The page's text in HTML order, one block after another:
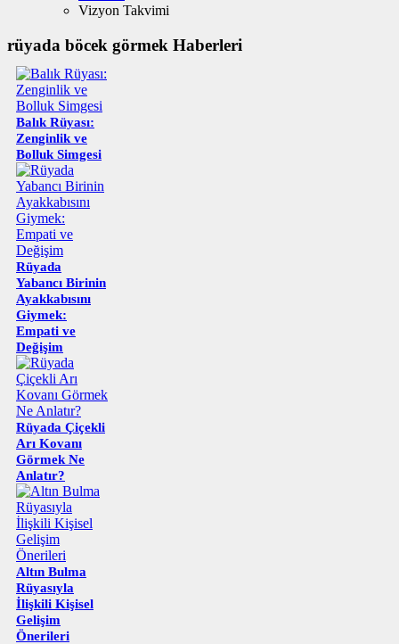
Vizyon Takvimi
rüyada böcek görmek Haberleri
Balık Rüyası:
Zenginlik ve
Bolluk Simgesi
Rüyada
Yabancı Birinin
Ayakkabısını
Giymek:
Empati ve
Değişim
Rüyada Çiçekli
Arı Kovanı
Görmek Ne
Anlatır?
Altın Bulma
Rüyasıyla
İlişkili Kişisel
Gelişim
Önerileri